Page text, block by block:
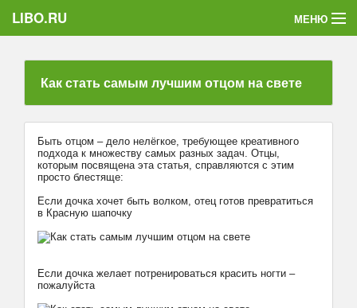
LIBO.RU МЕНЮ
Голосования
Букофки
Как стать самым лучшим отцом на свете
Быть отцом – дело нелёгкое, требующее креативного
подхода к множеству самых разных задач. Отцы,
которым посвящена эта статья, справляются с этим
просто блестяще:
Если дочка хочет быть волком, отец готов превратиться
в Красную шапочку
Если дочка желает потренироваться красить ногти –
пожалуйста